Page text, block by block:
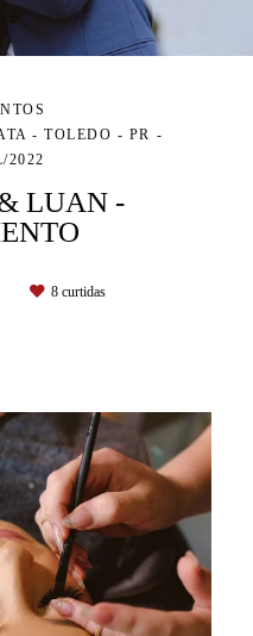
- TOLEDO - PR
2022
LUAN -
8 curtidas